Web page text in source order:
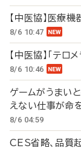
【中医協】医療
8/6 10:47
【中医協】「テ
8/6 10:46
ゲームがうま
えない仕事が命を
8/6 04:59
CES省略、品